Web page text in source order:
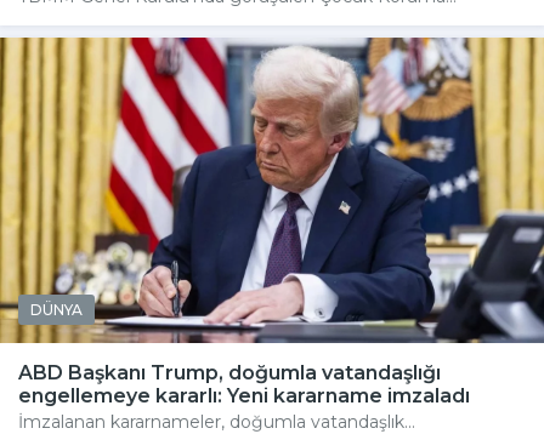
DÜNYA
ABD Başkanı Trump, doğumla vatandaşlığı
engellemeye kararlı: Yeni kararname imzaladı
İmzalanan kararnameler, doğumla vatandaşlık...